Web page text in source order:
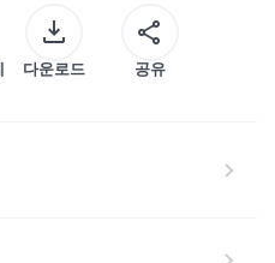
다운로드 공유